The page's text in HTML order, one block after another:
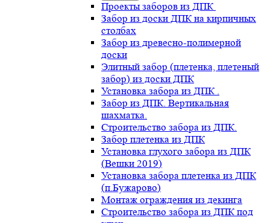
Проекты заборов из ДПК
Забор из доски ДПК на кирпичных
столбах
Забор из древесно-полимерной
доски
Элитный забор (плетенка, плетеный
забор) из доски ДПК
Установка забора из ДПК .
Забор из ДПК. Вертикальная
шахматка.
Строительство забора из ДПК.
Забор плетенка из ДПК
Установка глухого забора из ДПК
(Вешки 2019)
Установка забора плетенка из ДПК
(п.Бужарово)
Монтаж ограждения из декинга
Строительство забора из ДПК под